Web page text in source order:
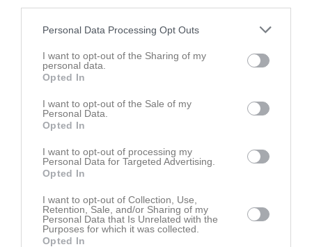
Personal Data Processing Opt Outs
I want to opt-out of the Sharing of my
personal data.
Opted In
I want to opt-out of the Sale of my
Personal Data.
Opted In
I want to opt-out of processing my
Personal Data for Targeted Advertising.
Opted In
I want to opt-out of Collection, Use,
Retention, Sale, and/or Sharing of my
Personal Data that Is Unrelated with the
Purposes for which it was collected.
Opted In
Senast uppdaterade album
Logga in som administratör och skapa ert första album
På gång Kalender
17 aug, 19:00